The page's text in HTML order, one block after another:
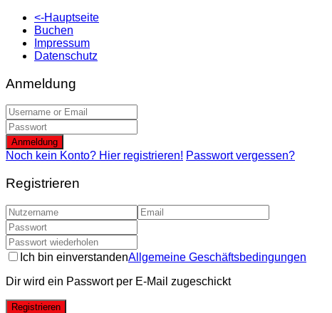
<-Hauptseite
Buchen
Impressum
Datenschutz
Anmeldung
Anmeldung
Noch kein Konto? Hier registrieren! Passwort vergessen?
Registrieren
Ich bin einverstandenAllgemeine Geschäftsbedingungen
Dir wird ein Passwort per E-Mail zugeschickt
Registrieren